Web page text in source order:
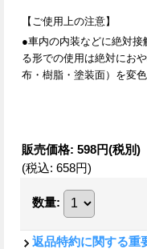
【ご使用上の注意】
●車内の内装などに絶対
る形での使用は絶対にお
布・樹脂・塗装面）を変
販売価格: 598円(税別)
(税込: 658円)
数量:
返品特約に関する重